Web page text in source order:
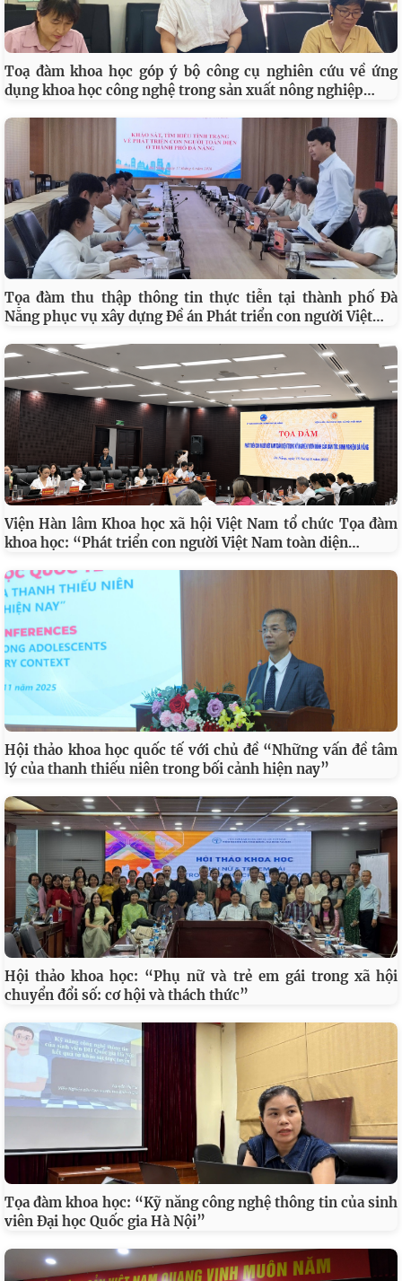
Toạ đàm khoa học góp ý bộ công cụ nghiên cứu về ứng
dụng khoa học công nghệ trong sản xuất nông nghiệp…
Tọa đàm thu thập thông tin thực tiễn tại thành phố Đà
Nẵng phục vụ xây dựng Đề án Phát triển con người Việt…
Viện Hàn lâm Khoa học xã hội Việt Nam tổ chức Tọa đàm
khoa học: “Phát triển con người Việt Nam toàn diện…
Hội thảo khoa học quốc tế với chủ đề “Những vấn đề tâm
lý của thanh thiếu niên trong bối cảnh hiện nay”
Hội thảo khoa học: “Phụ nữ và trẻ em gái trong xã hội
chuyển đổi số: cơ hội và thách thức”
Tọa đàm khoa học: “Kỹ năng công nghệ thông tin của sinh
viên Đại học Quốc gia Hà Nội”